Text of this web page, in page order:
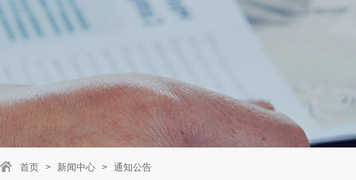
首页 > 新闻中心 > 通知公告